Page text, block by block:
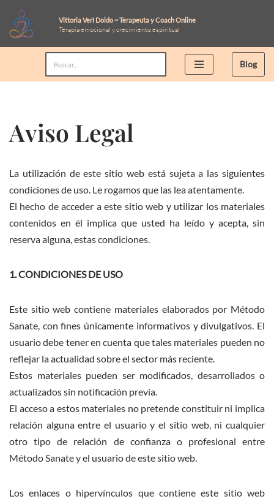
Saltar
al
Vittoria Verì Doldo ~ Terapeuta y Coach Online
Terapia emocional y crecimiento espiritual
Blog
Aviso Legal
La utilización de este sitio web está sujeta a las siguientes
condiciones de uso. Le rogamos que las lea atentamente.
El hecho de acceder a este sitio web y utilizar los materiales
contenidos en él implica que usted ha leído y acepta, sin
reserva alguna, estas condiciones.
1. CONDICIONES DE USO
Este sitio web contiene materiales elaborados por Método
Sanate, con fines únicamente informativos y divulgativos. El
usuario debe tener en cuenta que tales materiales pueden no
reflejar la actualidad sobre el sector más reciente.
Estos materiales pueden ser modificados, desarrollados o
actualizados sin notificación previa.
El acceso a estos materiales no pretende constituir ni implica
relación alguna entre el usuario y el sitio web, ni cualquier
otro tipo de relación de confianza o profesional entre
Método Sanate y el usuario de este sitio web.
Los enlaces o hipervínculos que contiene este sitio web